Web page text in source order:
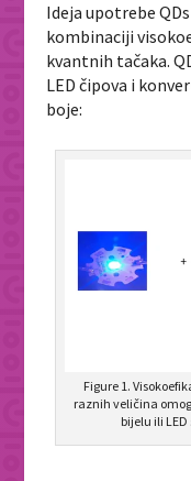
Ideja upotrebe
kombinaciji
kvantnih tačaka.
LED čipova i
boje:
Figure 1.
raznih veličina
bijelu ili